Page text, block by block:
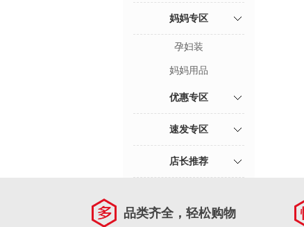
妈妈专区
孕妇装
妈妈用品
优惠专区
速发专区
店长推荐
品类齐全，轻松购物